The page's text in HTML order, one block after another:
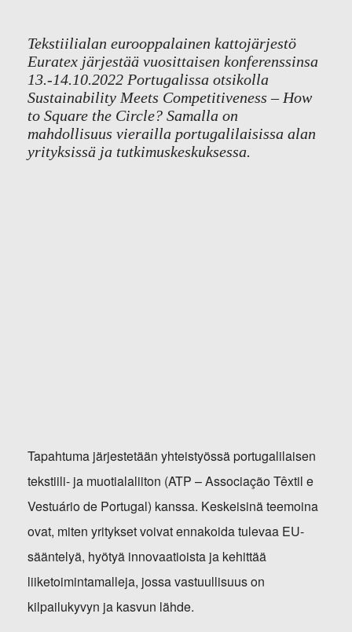
Tekstiilialan eurooppalainen kattojärjestö
Euratex järjestää vuosittaisen konferenssinsa
13.-14.10.2022 Portugalissa otsikolla
Sustainability Meets Competitiveness – How
to Square the Circle? Samalla on
mahdollisuus vierailla portugalilaisissa alan
yrityksissä ja tutkimuskeskuksessa.
Tapahtuma järjestetään yhteistyössä portugalilaisen
tekstiili- ja muotialaliiton (ATP – Associação Têxtil e
Vestuário de Portugal) kanssa. Keskeisinä teemoina
ovat, miten yritykset voivat ennakoida tulevaa EU-
sääntelyä, hyötyä innovaatioista ja kehittää
liiketoimintamalleja, jossa vastuullisuus on
kilpailukyvyn ja kasvun lähde.